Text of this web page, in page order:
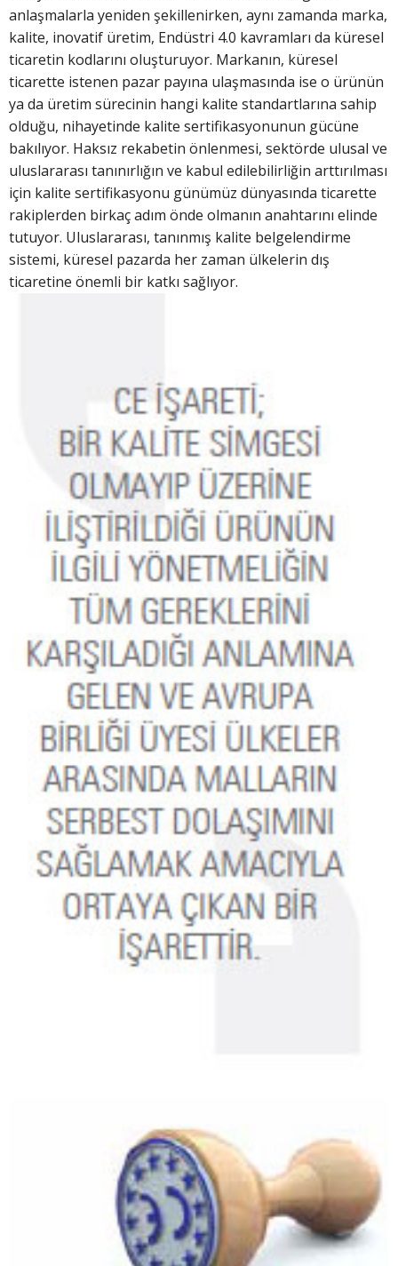
anlaşmalarla yeniden şekillenirken, aynı zamanda marka,
kalite, inovatif üretim, Endüstri 4.0 kavramları da küresel
ticaretin kodlarını oluşturuyor. Markanın, küresel
ticarette istenen pazar payına ulaşmasında ise o ürünün
ya da üretim sürecinin hangi kalite standartlarına sahip
olduğu, nihayetinde kalite sertifikasyonunun gücüne
bakılıyor. Haksız rekabetin önlenmesi, sektörde ulusal ve
uluslararası tanınırlığın ve kabul edilebilirliğin arttırılması
için kalite sertifikasyonu günümüz dünyasında ticarette
rakiplerden birkaç adım önde olmanın anahtarını elinde
tutuyor. Uluslararası, tanınmış kalite belgelendirme
sistemi, küresel pazarda her zaman ülkelerin dış
ticaretine önemli bir katkı sağlıyor.